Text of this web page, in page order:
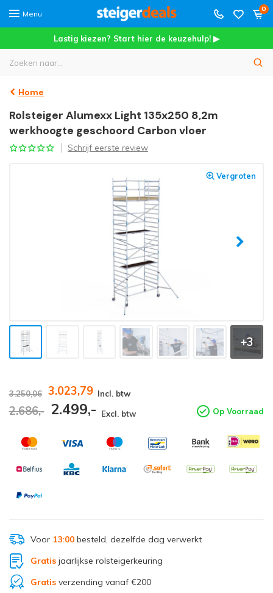
Menu
0
Lastig kiezen? Start hier de keuzehulp! ▶
Home
Rolsteiger Alumexx Light 135x250 8,2m
werkhoogte geschoord Carbon vloer
Schrijf eerste review
Vergroten
+3
3.250,06 3.023,79 Incl. btw
2.686,- 2.499,- Excl. btw Op Voorraad
Voor 13:00besteld, dezelfde dag verwerkt
Gratisjaarlijkse rolsteigerkeuring
Gratisverzending vanaf €200